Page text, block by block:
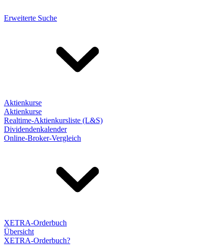
Erweiterte Suche
Aktienkurse
Aktienkurse
Realtime-Aktienkursliste (L&S)
Dividendenkalender
Online-Broker-Vergleich
XETRA-Orderbuch
Übersicht
XETRA-Orderbuch?